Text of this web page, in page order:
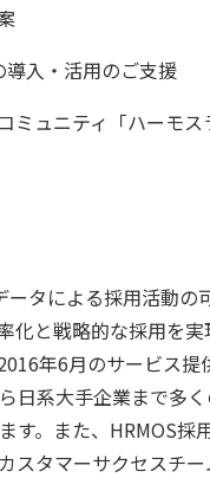
導入・活用のご支援
ミュニティ「ハーモ
ータによる採用活動の
化と戦略的な採用を
年6月のサービス提
日系大手企業まで多
す。また、HRMOS採
スタマーサクセスチ